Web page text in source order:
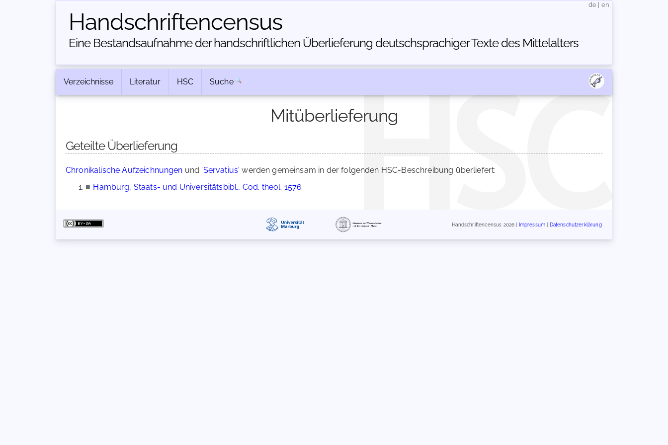
Handschriften­census
Eine Bestandsaufnahme der handschriftlichen Über­lieferung deutschsprachiger Texte des Mittelalters
de en
Verzeichnisse Literatur HSC Suche
Mitüberlieferung
Geteilte Überlieferung
Chronikalische Aufzeichnungen und 'Servatius' werden gemeinsam in der folgenden HSC-Beschreibung überliefert:
■ Hamburg, Staats- und Universitätsbibl., Cod. theol. 1576
Handschriftencensus 2026 | Impressum Datenschutzerklärung